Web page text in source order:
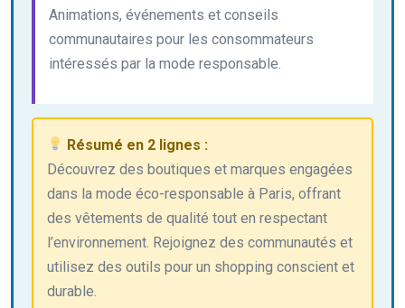
Animations, événements et conseils
communautaires pour les consommateurs
intéressés par la mode responsable.
Résumé en 2 lignes :
Découvrez des boutiques et marques engagées
dans la mode éco-responsable à Paris, offrant
des vêtements de qualité tout en respectant
l’environnement. Rejoignez des communautés et
utilisez des outils pour un shopping conscient et
durable.